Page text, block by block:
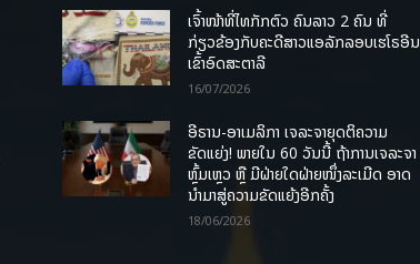
ເຈົ້າໜ້າທີ່ໄທກັກຕົວ ຄົນລາວ 2 ຄົນ ທີ່
ກ່ຽວຂ້ອງກັບຄະດີສາວແອລັກລອບເຮໂຣອີນ
ເຂົ້າອົດສະຕາລີ
16/07/2026
ອີຣານ-ອາເມລິກາ ເຈລະຈາຍຸດຕິຄວາມ
ຂັດແຍ່ງ! ພາຍໃນ 60 ວັນນີ້ ຖ້າການເຈລະຈາ
ຫຼົ້ມເຫຼວ ຫຼື ມີຝ່າຍໃດຝ່າຍໜຶ່ງລະເມີດ ອາດ
ນໍາມາສູ່ຄວາມຂັດແຍ້ງອີກຄັ້ງ
18/06/2026